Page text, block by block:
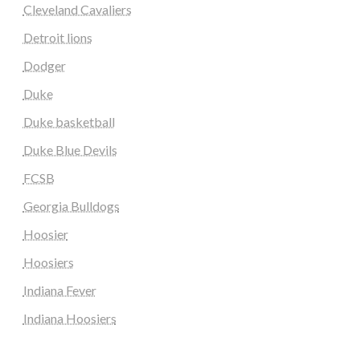
Cleveland Cavaliers
Detroit lions
Dodger
Duke
Duke basketball
Duke Blue Devils
FCSB
Georgia Bulldogs
Hoosier
Hoosiers
Indiana Fever
Indiana Hoosiers